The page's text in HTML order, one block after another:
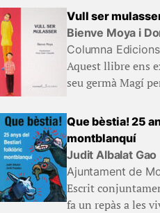
Vull ser
Bienve Moya i
Columna Edicions
Aquest llibre ens
seu germà Magí
Que bèstia! 25
montblanquí
Judit Albalat Gao
Ajuntament de
Escrit
fa un repàs a les